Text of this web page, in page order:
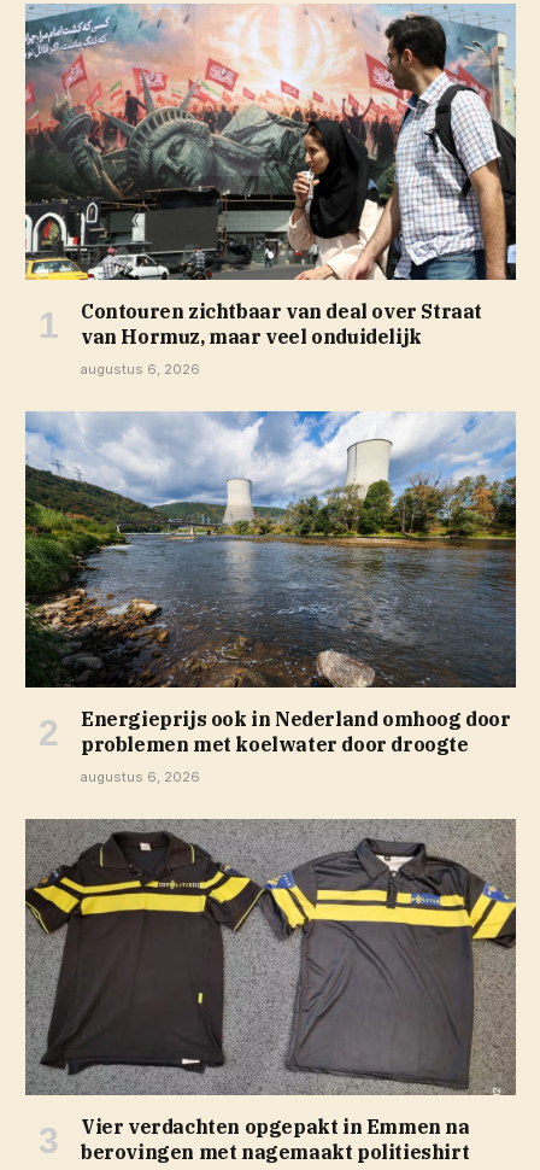
Contouren zichtbaar van deal over Straat
van Hormuz, maar veel onduidelijk
augustus 6, 2026
Energieprijs ook in Nederland omhoog door
problemen met koelwater door droogte
augustus 6, 2026
Vier verdachten opgepakt in Emmen na
berovingen met nagemaakt politieshirt